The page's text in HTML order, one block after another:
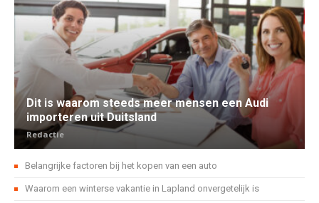
Dit is waarom steeds meer mensen een Audi
importeren uit Duitsland
Redactie
Belangrijke factoren bij het kopen van een auto
Waarom een winterse vakantie in Lapland onvergetelijk is